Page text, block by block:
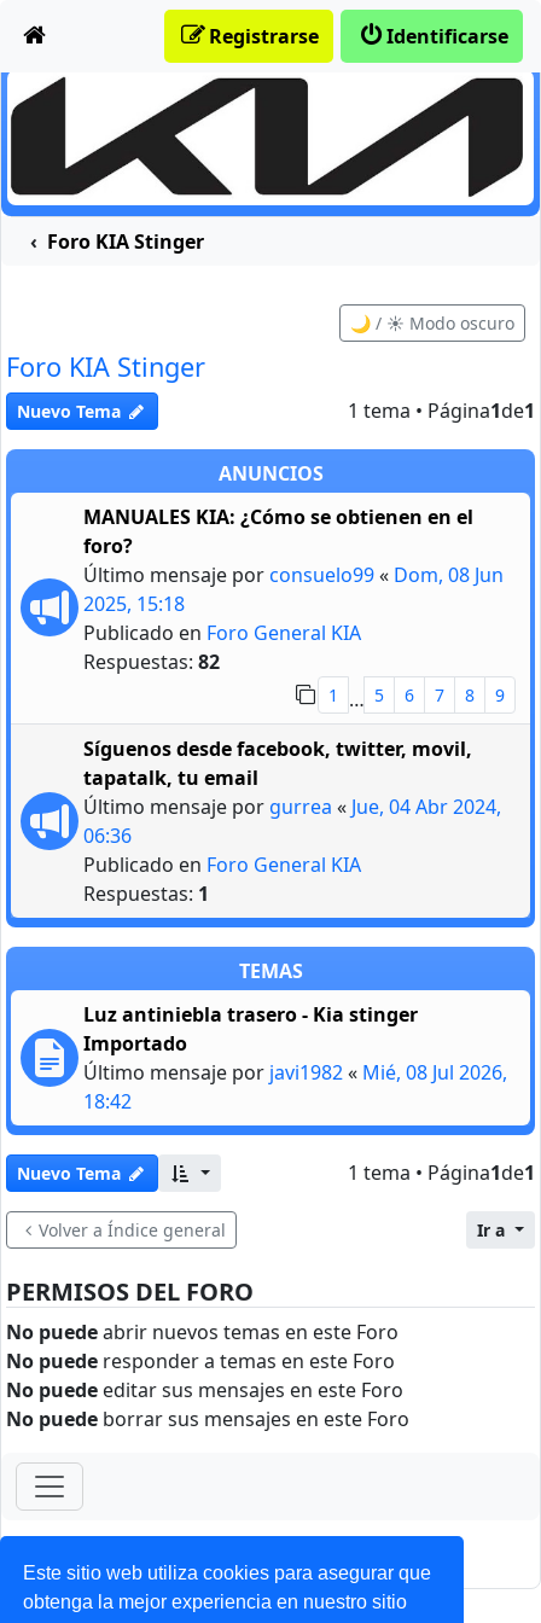
Este sitio web utiliza cookies para asegurar que
obtenga la mejor experiencia en nuestro sitio
Identificarse
Registrarse
Foro KIA Stinger
🌙 / ☀️ Modo oscuro
Foro KIA Stinger
Nuevo Tema 1 tema • Página1de1
ANUNCIOS
MANUALES KIA: ¿Cómo se obtienen en el
foro?
Último mensaje porconsuelo99« Dom, 08 Jun
2025, 15:18
Publicado en Foro General KIA
Respuestas: 82
1 … 5 6 7 8 9
Síguenos desde facebook, twitter, movil,
tapatalk, tu email
Último mensaje por gurrea « Jue, 04 Abr 2024,
06:36
Publicado en Foro General KIA
Respuestas: 1
TEMAS
Luz antiniebla trasero - Kia stinger
Importado
Último mensaje por javi1982« Mié, 08 Jul 2026,
18:42
Nuevo Tema 1 tema • Página1de1
Volver a Índice general Ir a
PERMISOS DEL FORO
No puedeabrir nuevos temas en este Foro
No puede responder a temas en este Foro
No puede editar sus mensajes en este Foro
No puede borrar sus mensajes en este Foro
ForoClub 2025
Privacidad| Condiciones